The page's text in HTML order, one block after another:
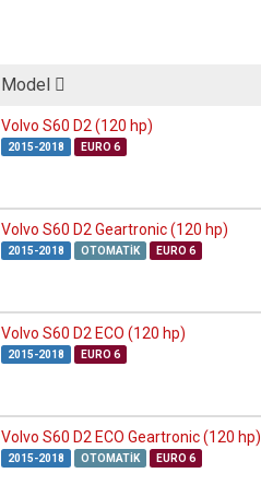
Model
Volvo S60 D2 (120 hp)
2015-2018 EURO 6
Volvo S60 D2 Geartronic (120 hp)
2015-2018 OTOMATIK EURO 6
Volvo S60 D2 ECO (120 hp)
2015-2018 EURO 6
Volvo S60 D2 ECO Geartronic (120 hp)
2015-2018 OTOMATIK EURO 6